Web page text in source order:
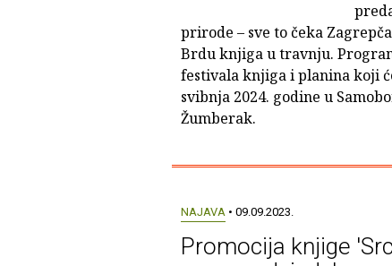
prirode – sve to čeka
Brdu knjiga u travnju.
festivala knjiga i planina koji
svibnja 2024. godine u
Žumberak.
NAJAVA• 09.09.2023.
Promocija knjige